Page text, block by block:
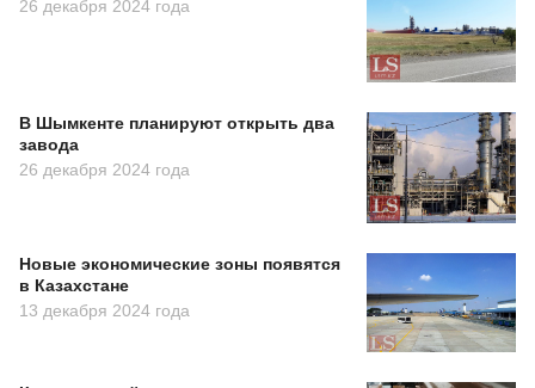
26 декабря 2024 года
В Шымкенте планируют открыть два
завода
26 декабря 2024 года
Новые экономические зоны появятся
в Казахстане
13 декабря 2024 года